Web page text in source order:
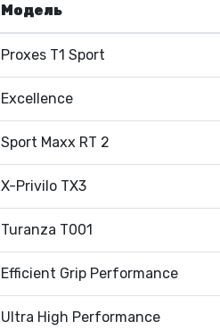
Модель
Proxes T1 Sport
Excellence
Sport Maxx RT 2
X-Privilo TX3
Turanza T001
Efficient Grip Performance
Ultra High Performance